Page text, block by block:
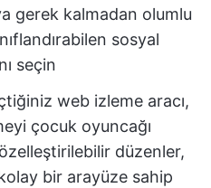
gerek kalmadan olumlu
sosyal
seçin
web izleme aracı,
çocuk oyuncağı
düzenler,
bir arayüze sahip